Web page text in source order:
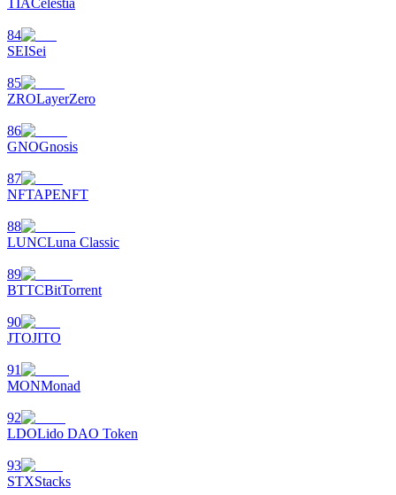
TIACelestia
84
SEISei
85
ZROLayerZero
86
GNOGnosis
87
NFTAPENFT
88
LUNCLuna Classic
89
BTTCBitTorrent
90
JTOJITO
91
MONMonad
92
LDOLido DAO Token
93
STXStacks